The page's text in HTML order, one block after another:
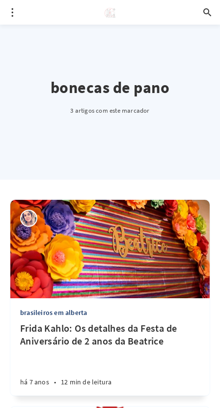
bonecas de pano
3 artigos com este marcador
brasileiros em alberta
Frida Kahlo: Os detalhes da Festa de
Aniversário de 2 anos da Beatrice
há 7 anos • 12 min de leitura